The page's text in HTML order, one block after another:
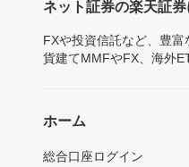
ネット証券の楽天証
FXや投資信託など、豊
貨建てMMFやFX、海外
ホーム
総合口座ログイン